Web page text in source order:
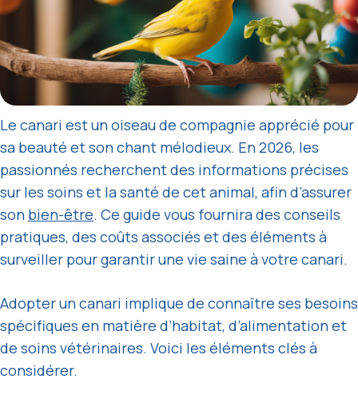
Le canari est un oiseau de compagnie apprécié pour
sa beauté et son chant mélodieux. En 2026, les
passionnés recherchent des informations précises
sur les soins et la santé de cet animal, afin d’assurer
son bien-être. Ce guide vous fournira des conseils
pratiques, des coûts associés et des éléments à
surveiller pour garantir une vie saine à votre canari.
Adopter un canari implique de connaître ses besoins
spécifiques en matière d’habitat, d’alimentation et
de soins vétérinaires. Voici les éléments clés à
considérer.